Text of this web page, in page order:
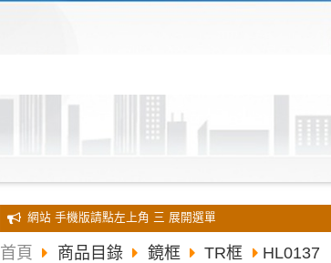
全新 網站 手機版請點左上角 三 展開選單
首頁 商品目錄 鏡框 TR框 HL0137